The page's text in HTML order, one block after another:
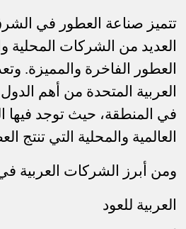
تتميز صناعة العطور في
العديد من الشركات المحلية
العطور الفاخرة والمميزة.
العربية المتحدة من أهم
في المنطقة، حيث توجد فيها
العالمية والمحلية التي تنتج
ومن أبرز الشركات العربية
العربية للعود